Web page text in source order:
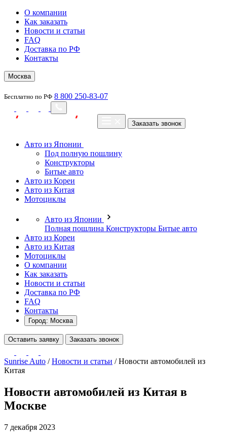
О компании
Как заказать
Новости и статьи
FAQ
Доставка по РФ
Контакты
Москва
Бесплатно по РФ 8 800 250-83-07
Заказать звонок
Авто из Японии
Под полную пошлину
Конструкторы
Битые авто
Авто из Кореи
Авто из Китая
Мотоциклы
Авто из Японии
Полная пошлина Конструкторы Битые авто
Авто из Кореи
Авто из Китая
Мотоциклы
О компании
Как заказать
Новости и статьи
Доставка по РФ
FAQ
Контакты
Город: Москва
Оставить заявку Заказать звонок
Sunrise Auto / Новости и статьи / Новости автомобилей из
Китая
Новости автомобилей из Китая в
Москве
7 декабря 2023